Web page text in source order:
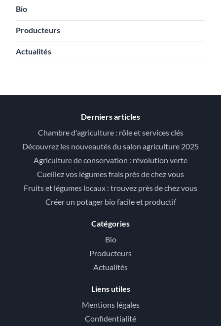
Bio
Producteurs
Actualités
Derniers articles
Chambre d'agriculture : rôle et services clés
Découvrez les nouveautés du salon agriculture 2025
Agriculture de conservation : révolution verte
Cueillez vos légumes frais près de chez vous
Fruits et légumes locaux : trouvez près de chez vous
Créer un potager bio facile et productif
Catégories
Bio
Producteurs
Actualités
Liens utiles
Mentions légales
Confidentialité